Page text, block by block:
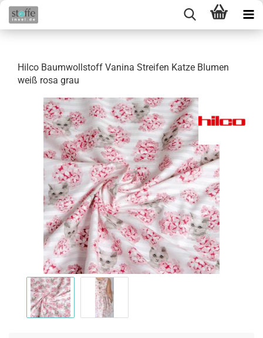
Hilco Baumwollstoff Vanina Streifen Katze Blumen
weiß rosa grau